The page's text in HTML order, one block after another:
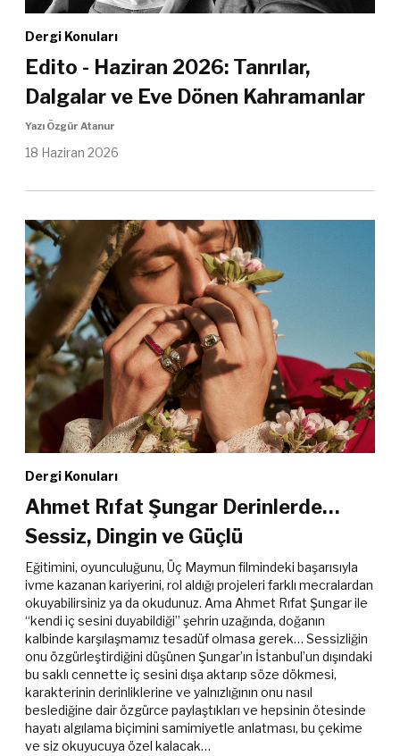
Dergi Konuları
Edito - Haziran 2026: Tanrılar,
Dalgalar ve Eve Dönen Kahramanlar
Yazı Özgür Atanur
18 Haziran 2026
Dergi Konuları
Ahmet Rıfat Şungar Derinlerde…
Sessiz, Dingin ve Güçlü
Eğitimini, oyunculuğunu, Üç Maymun filmindeki başarısıyla
ivme kazanan kariyerini, rol aldığı projeleri farklı mecralardan
okuyabilirsiniz ya da okudunuz. Ama Ahmet Rıfat Şungar ile
“kendi iç sesini duyabildiği” şehrin uzağında, doğanın
kalbinde karşılaşmamız tesadüf olmasa gerek… Sessizliğin
onu özgürleştirdiğini düşünen Şungar’ın İstanbul’un dışındaki
bu saklı cennette iç sesini dışa aktarıp söze dökmesi,
karakterinin derinliklerine ve yalnızlığının onu nasıl
beslediğine dair özgürce paylaştıkları ve hepsinin ötesinde
hayatı algılama biçimini samimiyetle anlatması, bu çekime
ve siz okuyucuya özel kalacak…